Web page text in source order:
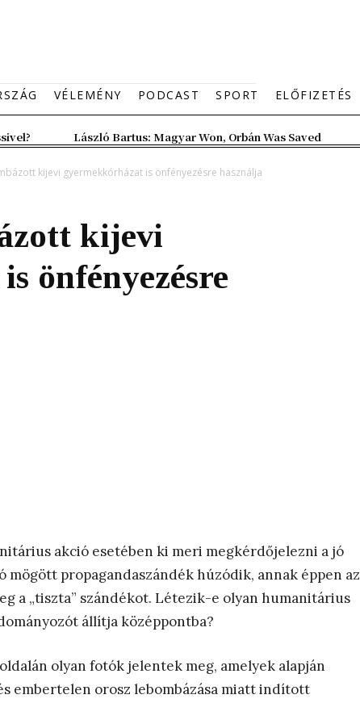
VÉLEMÉNY PODCAST SPORT ELŐFIZETÉS
László Bartus: Magyar Won, Orbán Was Saved
kijevi gyermekkórházat is önfényezésre használja
kijevi
önfényezésre
akció esetében ki meri megkérdőjelezni a jó
mögött propagandaszándék húzódik, annak éppen az
a „tiszta” szándékot. Létezik-e olyan humanitárius
állítja középpontba?
olyan fotók jelentek meg, amelyek alapján
embertelen orosz lebombázása miatt indított